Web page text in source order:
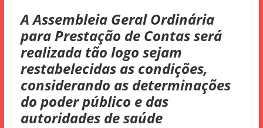
A Assembleia Geral Ordinária
para Prestação de Contas será
realizada tão logo sejam
restabelecidas as condições,
considerando as determinações
do poder público e das
autoridades de saúde